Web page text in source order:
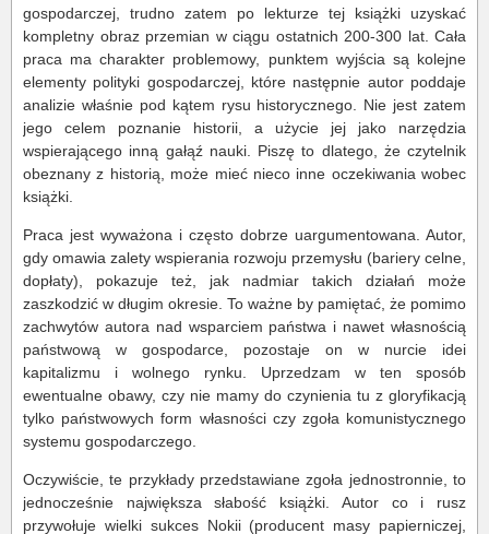
gospodarczej, trudno zatem po lekturze tej książki uzyskać
kompletny obraz przemian w ciągu ostatnich 200-300 lat. Cała
praca ma charakter problemowy, punktem wyjścia są kolejne
elementy polityki gospodarczej, które następnie autor poddaje
analizie właśnie pod kątem rysu historycznego. Nie jest zatem
jego celem poznanie historii, a użycie jej jako narzędzia
wspierającego inną gałąź nauki. Piszę to dlatego, że czytelnik
obeznany z historią, może mieć nieco inne oczekiwania wobec
książki.
Praca jest wyważona i często dobrze uargumentowana. Autor,
gdy omawia zalety wspierania rozwoju przemysłu (bariery celne,
dopłaty), pokazuje też, jak nadmiar takich działań może
zaszkodzić w długim okresie. To ważne by pamiętać, że pomimo
zachwytów autora nad wsparciem państwa i nawet własnością
państwową w gospodarce, pozostaje on w nurcie idei
kapitalizmu i wolnego rynku. Uprzedzam w ten sposób
ewentualne obawy, czy nie mamy do czynienia tu z gloryfikacją
tylko państwowych form własności czy zgoła komunistycznego
systemu gospodarczego.
Oczywiście, te przykłady przedstawiane zgoła jednostronnie, to
jednocześnie największa słabość książki. Autor co i rusz
przywołuje wielki sukces Nokii (producent masy papierniczej,